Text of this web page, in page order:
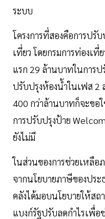
ระบบ
โครงการที่สองคือการปรั
เที่ยว โดยกรมการท่องเ
แรก 29 ล้านบาทในการ
ปรับปรุงห้องน้ำในเฟส 2
400 กว่าล้านบาทก็จะขอ
การปรับปรุงป้าย
ยังไม่มี
ในส่วนของการช่วยเหลื
จากนโยบายภาษีของประ
คลังได้มอบนโยบายให้สถ
แบงก์รัฐปรับลดกำไรเพื่